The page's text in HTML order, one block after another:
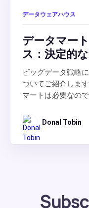
データウェアハウス
データマー
ス：決定的
ビッグデータ戦略
ついてご紹介しま
マートは必要なの
Donal Tobin